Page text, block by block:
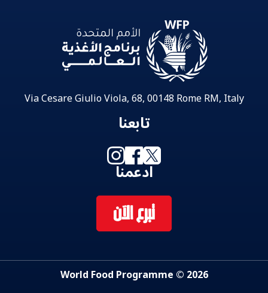
Via Cesare Giulio Viola, 68, 00148 Rome RM, Italy
تابعنا
ادعمنا
تبرع الآن
2026 © World Food Programme